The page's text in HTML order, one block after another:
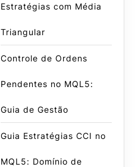
Estratégias com Média
Triangular
Controle de Ordens
Pendentes no MQL5:
Guia de Gestão
Guia Estratégias CCI no
MQL5: Domínio de